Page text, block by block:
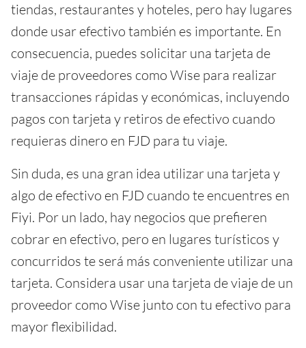
tiendas, restaurantes y hoteles, pero hay lugares
donde usar efectivo también es importante. En
consecuencia, puedes solicitar una tarjeta de
viaje de proveedores como Wise para realizar
transacciones rápidas y económicas, incluyendo
pagos con tarjeta y retiros de efectivo cuando
requieras dinero en FJD para tu viaje.
Sin duda, es una gran idea utilizar una tarjeta y
algo de efectivo en FJD cuando te encuentres en
Fiyi. Por un lado, hay negocios que prefieren
cobrar en efectivo, pero en lugares turísticos y
concurridos te será más conveniente utilizar una
tarjeta. Considera usar una tarjeta de viaje de un
proveedor como Wise junto con tu efectivo para
mayor flexibilidad.